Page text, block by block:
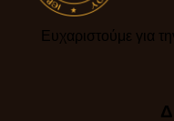
Ευχαριστούμε για